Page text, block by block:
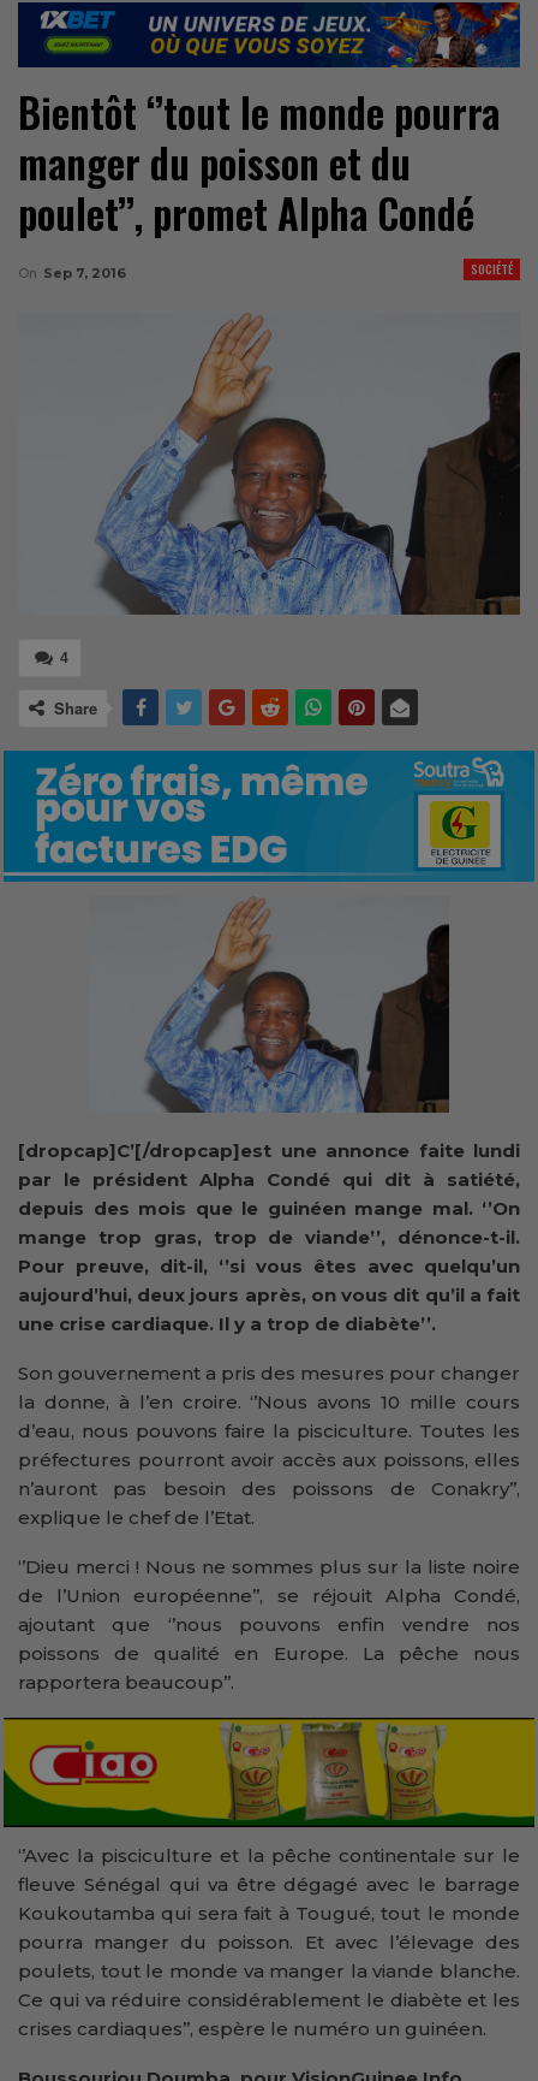
Bientôt ‘’tout le monde pourra
manger du poisson et du
poulet’’, promet Alpha Condé
SOCIÉTÉ
On Sep 7, 2016
4
Share
[dropcap]C’[/dropcap]est une annonce faite lundi
par le président Alpha Condé qui dit à satiété,
depuis des mois que le guinéen mange mal. ‘’On
mange trop gras, trop de viande’’, dénonce-t-il.
Pour preuve, dit-il, ‘’si vous êtes avec quelqu’un
aujourd’hui, deux jours après, on vous dit qu’il a fait
une crise cardiaque. Il y a trop de diabète’’.
Son gouvernement a pris des mesures pour changer
la donne, à l’en croire. ‘’Nous avons 10 mille cours
d’eau, nous pouvons faire la pisciculture. Toutes les
préfectures pourront avoir accès aux poissons, elles
n’auront pas besoin des poissons de Conakry’’,
explique le chef de l’Etat.
‘’Dieu merci ! Nous ne sommes plus sur la liste noire
de l’Union européenne’’, se réjouit Alpha Condé,
ajoutant que ‘’nous pouvons enfin vendre nos
poissons de qualité en Europe. La pêche nous
rapportera beaucoup’’.
‘’Avec la pisciculture et la pêche continentale sur le
fleuve Sénégal qui va être dégagé avec le barrage
Koukoutamba qui sera fait à Tougué, tout le monde
pourra manger du poisson. Et avec l’élevage des
poulets, tout le monde va manger la viande blanche.
Ce qui va réduire considérablement le diabète et les
crises cardiaques’’, espère le numéro un guinéen.